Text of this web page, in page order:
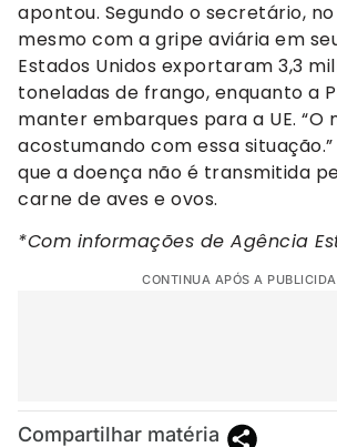
apontou. Segundo o secretário,
mesmo com a gripe aviária em
Estados Unidos exportaram 3,3
toneladas de frango, enquanto a
manter embarques para a UE. “O
acostumando com essa
que a doença não é transmitida
carne de aves e ovos.
*Com informações de Agência
CONTINUA APÓS A
Compartilhar matéria